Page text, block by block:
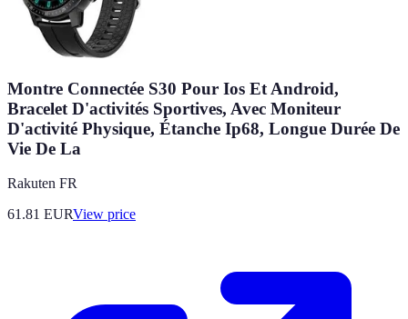
Montre Connectée S30 Pour Ios Et Android,
Bracelet D'activités Sportives, Avec Moniteur
D'activité Physique, Étanche Ip68, Longue Durée De
Vie De La
Rakuten FR
61.81 EURView price